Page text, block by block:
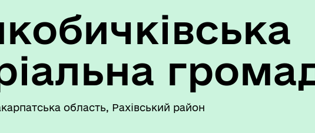
область, Рахівський район